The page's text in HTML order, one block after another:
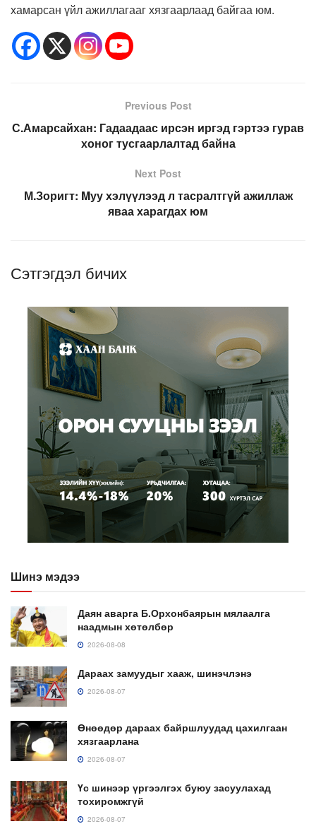
хамарсан үйл ажиллагааг хязгаарлаад байгаа юм.
Previous Post
С.Амарсайхан: Гадаадаас ирсэн иргэд гэртээ гурав
хоног тусгаарлалтад байна
Next Post
М.Зоригт: Mуу хэлүүлээд л тасралтгүй ажиллаж
яваа харагдах юм
Сэтгэгдэл бичих
Шинэ мэдээ
Даян аварга Б.Орхонбаярын мялаалга
наадмын хөтөлбөр
2026-08-08
Дараах замуудыг хааж, шинэчлэнэ
2026-08-07
Өнөөдөр дараах байршлуудад цахилгаан
хязгаарлана
2026-08-07
Үс шинээр үргээлгэх буюу засуулахад
тохиромжгүй
2026-08-07